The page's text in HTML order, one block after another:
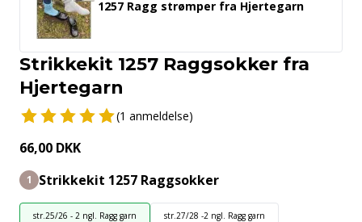
1257 Ragg strømper fra Hjertegarn
Strikkekit 1257 Raggsokker fra
Hjertegarn
(1 anmeldelse)
66,00 DKK
1 Strikkekit 1257 Raggsokker
str.25/26 - 2 ngl. Ragg garn str.27/28 -2 ngl. Ragg garn